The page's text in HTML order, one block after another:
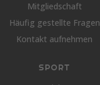
Mitgliedschaft
Häufig gestellte Fragen
Kontakt aufnehmen
SPORT